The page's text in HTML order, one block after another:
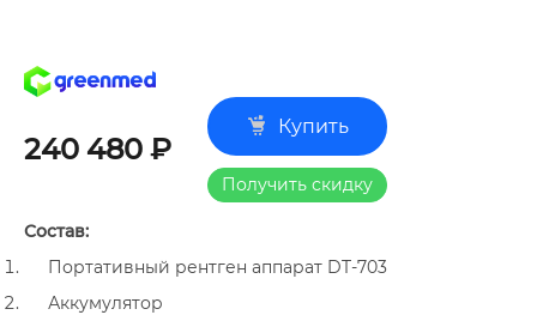
240 480 ₽
Купить
Получить скидку
Состав:
Портативный рентген аппарат DT-703
Аккумулятор